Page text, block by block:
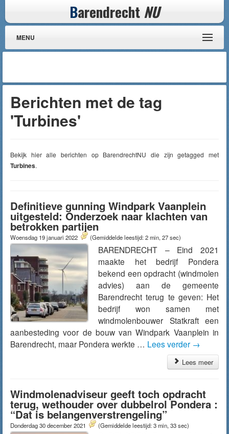
Barendrecht NU
MENU
Berichten met de tag
'Turbines'
Bekijk hier alle berichten op BarendrechtNU die zijn getagged met
Turbines.
Definitieve gunning Windpark Vaanplein
uitgesteld: Onderzoek naar klachten van
betrokken partijen
Woensdag 19 januari 2022 (Gemiddelde leestijd: 2 min, 27 sec)
BARENDRECHT – Eind 2021
maakte het bedrijf Pondera
bekend een opdracht (windmolen
advies) aan de gemeente
Barendrecht terug te geven: Het
bedrijf won samen met
windmolenbouwer Statkraft een
aanbesteding voor de bouw van Windpark Vaanplein in
Barendrecht, maar Pondera werkte … Lees verder →
Lees meer
Windmolenadviseur geeft toch opdracht
terug, wethouder over dubbelrol Pondera :
“Dat is belangenverstrengeling”
Donderdag 30 december 2021 (Gemiddelde leestijd: 3 min, 33 sec)